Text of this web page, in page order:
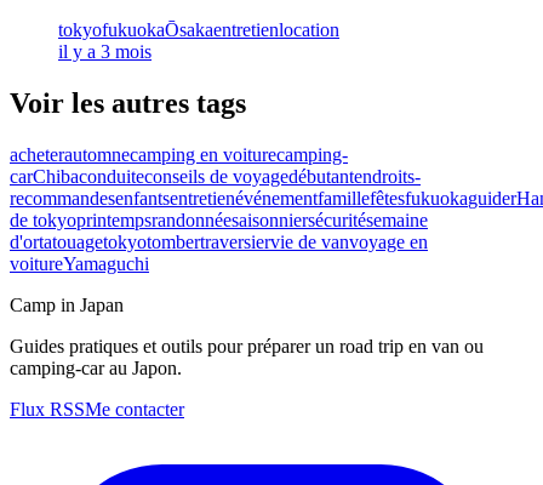
tokyofukuokaŌsakaentretienlocation
il y a 3 mois
Voir les autres tags
acheterautomnecamping en voiturecamping-
carChibaconduiteconseils de voyagedébutantendroits-
recommandesenfantsentretienévénementfamillefêtesfukuokaguider
de tokyoprintempsrandonnéesaisonniersécuritésemaine
d'ortatouagetokyotombertraversiervie de vanvoyage en
voitureYamaguchi
Camp in Japan
Guides pratiques et outils pour préparer un road trip en van ou
camping-car au Japon.
Flux RSSMe contacter